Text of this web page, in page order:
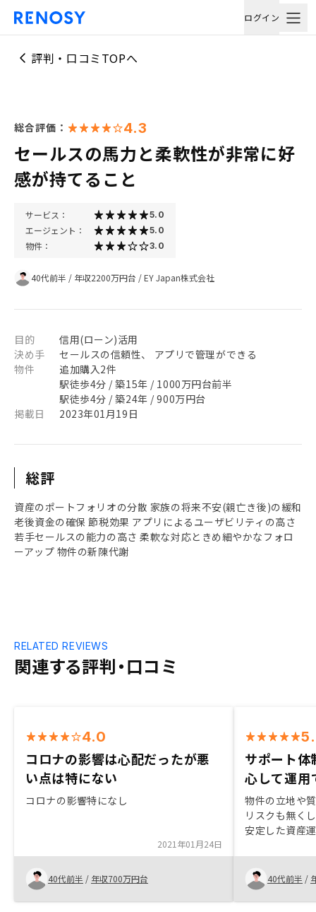
ログイン
評判・口コミTOPへ
総合評価： 4.3
セールスの馬力と柔軟性が非常に好
感が持てること
サービス： 5.0
エージェント： 5.0
物件： 3.0
40代前半 / 年収2200万円台 /EY Japan株式会社
目的
信用(ローン)活用
決め手
セールスの信頼性、 アプリで管理ができる
物件
追加購入2件
駅徒歩4分 / 築15年 / 1000万円台前半
駅徒歩4分 / 築24年 / 900万円台
掲載日
2023年01月19日
総評
資産のポートフォリオの分散 家族の将来不安(親亡き後)の緩和
老後資金の確保 節税効果 アプリによるユーザビリティの高さ
若手セールスの能力の高さ 柔軟な対応ときめ細やかなフォロ
ーアップ 物件の新陳代謝
関連する評判・口コミ
RELATED REVIEWS
4.0
コロナの影響は心配だったが悪
い点は特にない
コロナの影響特になし
2021年01月24日
40代前半 / 年収700万円台
サポート体
心して運用
物件の立地や
リスクも無く
安定した資産
点。 契約まで
ズに契約でき
よくわかりや
サポートもあ
40代前半 /